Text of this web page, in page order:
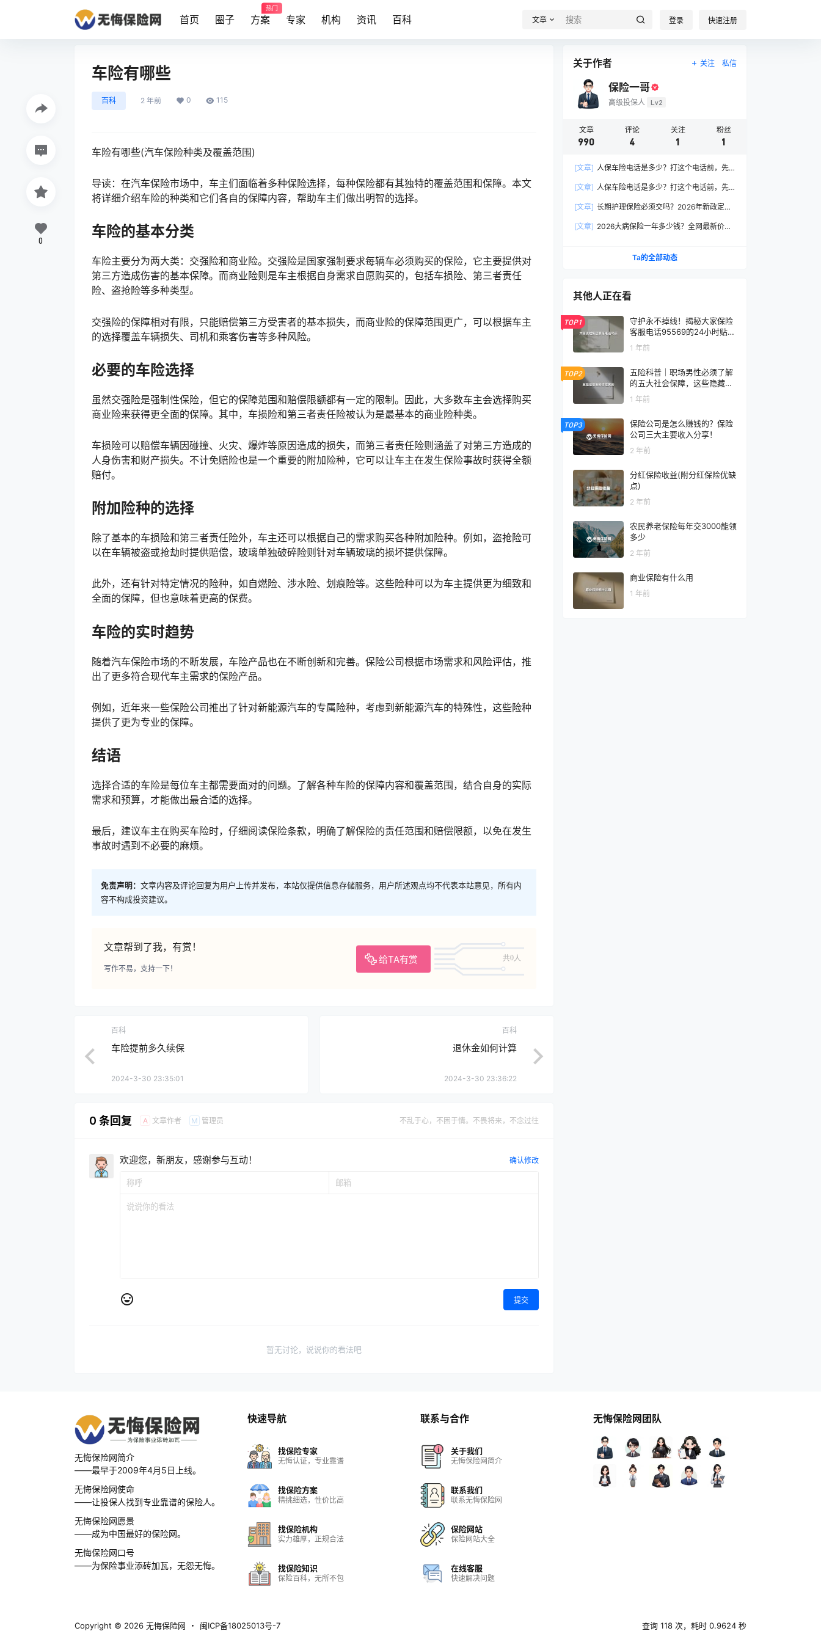
首页 圈子 方案
热门
专家 机构 资讯 百科 文章 登录 快速注册
车险有哪些
百科 2 年前 0 115
车险有哪些(汽车保险种类及覆盖范围)
导读：在汽车保险市场中，车主们面临着多种保险选择，每种保险都有其独特的覆盖范围和保障。本文
将详细介绍车险的种类和它们各自的保障内容，帮助车主们做出明智的选择。
车险的基本分类
车险主要分为两大类：交强险和商业险。交强险是国家强制要求每辆车必须购买的保险，它主要提供对
第三方造成伤害的基本保障。而商业险则是车主根据自身需求自愿购买的，包括车损险、第三者责任
险、盗抢险等多种类型。
交强险的保障相对有限，只能赔偿第三方受害者的基本损失，而商业险的保障范围更广，可以根据车主
的选择覆盖车辆损失、司机和乘客伤害等多种风险。
必要的车险选择
虽然交强险是强制性保险，但它的保障范围和赔偿限额都有一定的限制。因此，大多数车主会选择购买
商业险来获得更全面的保障。其中，车损险和第三者责任险被认为是最基本的商业险种类。
车损险可以赔偿车辆因碰撞、火灾、爆炸等原因造成的损失，而第三者责任险则涵盖了对第三方造成的
人身伤害和财产损失。不计免赔险也是一个重要的附加险种，它可以让车主在发生保险事故时获得全额
赔付。
附加险种的选择
除了基本的车损险和第三者责任险外，车主还可以根据自己的需求购买各种附加险种。例如，盗抢险可
以在车辆被盗或抢劫时提供赔偿，玻璃单独破碎险则针对车辆玻璃的损坏提供保障。
此外，还有针对特定情况的险种，如自燃险、涉水险、划痕险等。这些险种可以为车主提供更为细致和
全面的保障，但也意味着更高的保费。
车险的实时趋势
随着汽车保险市场的不断发展，车险产品也在不断创新和完善。保险公司根据市场需求和风险评估，推
出了更多符合现代车主需求的保险产品。
例如，近年来一些保险公司推出了针对新能源汽车的专属险种，考虑到新能源汽车的特殊性，这些险种
提供了更为专业的保障。
结语
选择合适的车险是每位车主都需要面对的问题。了解各种车险的保障内容和覆盖范围，结合自身的实际
需求和预算，才能做出最合适的选择。
最后，建议车主在购买车险时，仔细阅读保险条款，明确了解保险的责任范围和赔偿限额，以免在发生
事故时遇到不必要的麻烦。
免责声明： 文章内容及评论回复为用户上传并发布，本站仅提供信息存储服务，用户所述观点均不代表本站意见，所有内
容不构成投资建议。
文章帮到了我，有赏！
给TA有赏 共0人
写作不易，支持一下！
0
百科
车险提前多久续保
2024-3-30 23:35:01
百科
退休金如何计算
2024-3-30 23:36:22
0 条回复 A 文章作者 M 管理员 不乱于心，不困于情。不畏将来，不念过往
欢迎您，新朋友，感谢参与互动！ 确认修改
提交
暂无讨论，说说你的看法吧
关于作者 关注 私信
保险一哥
高级投保人 Lv2
文章
990
评论
4
关注
1
粉丝
1
[文章] 人保车险电话是多少？打这个电话前，先
[文章] 人保车险电话是多少？打这个电话前，先
[文章] 长期护理保险必须交吗？2026年新政定
[文章] 2026大病保险一年多少钱？全网最新价格
Ta的全部动态
其他人正在看
TOP1
守护永不掉线！揭秘大家保险
客服电话95569的24小时贴心
服务
1 年前
TOP2
五险科普｜职场男性必须了解
的五大社会保障，这些隐藏权
益别错过！
1 年前
TOP3
保险公司是怎么赚钱的？保险
公司三大主要收入分享！
2 年前
分红保险收益(附分红保险优缺
点)
2 年前
农民养老保险每年交3000能领
多少
2 年前
商业保险有什么用
1 年前
无悔保险网简介
——最早于2009年4月5日上线。
无悔保险网使命
——让投保人找到专业靠谱的保险人。
无悔保险网愿景
——成为中国最好的保险网。
无悔保险网口号
——为保险事业添砖加瓦，无怨无悔。
快速导航
找保险专家
无悔认证，专业靠谱
找保险方案
精挑细选，性价比高
找保险机构
实力雄厚，正规合法
找保险知识
保险百科，无所不包
联系与合作
关于我们
无悔保险网简介
联系我们
联系无悔保险网
保险网站
保险网站大全
在线客服
快速解决问题
无悔保险网团队
Copyright © 2026 无悔保险网 ・ 闽ICP备18025013号-7 查询 118 次，耗时 0.9624 秒